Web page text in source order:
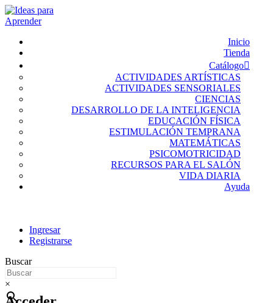
Inicio
Tienda
Catálogo
ACTIVIDADES ARTÍSTICAS
ACTIVIDADES SENSORIALES
CIENCIAS
DESARROLLO DE LA INTELIGENCIA
EDUCACIÓN FÍSICA
ESTIMULACIÓN TEMPRANA
MATEMÁTICAS
PSICOMOTRICIDAD
RECURSOS PARA EL SALÓN
VIDA DIARIA
Ayuda
Ingresar
Registrarse
Buscar
×